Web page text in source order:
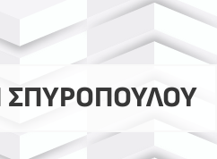
ΣΠΥΡΟΠΟΥΛΟΥ